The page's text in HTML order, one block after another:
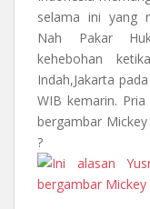
selama ini yang
Nah Pakar
kehebohan
Indah,Jakarta
WIB kemarin.
bergambar
?